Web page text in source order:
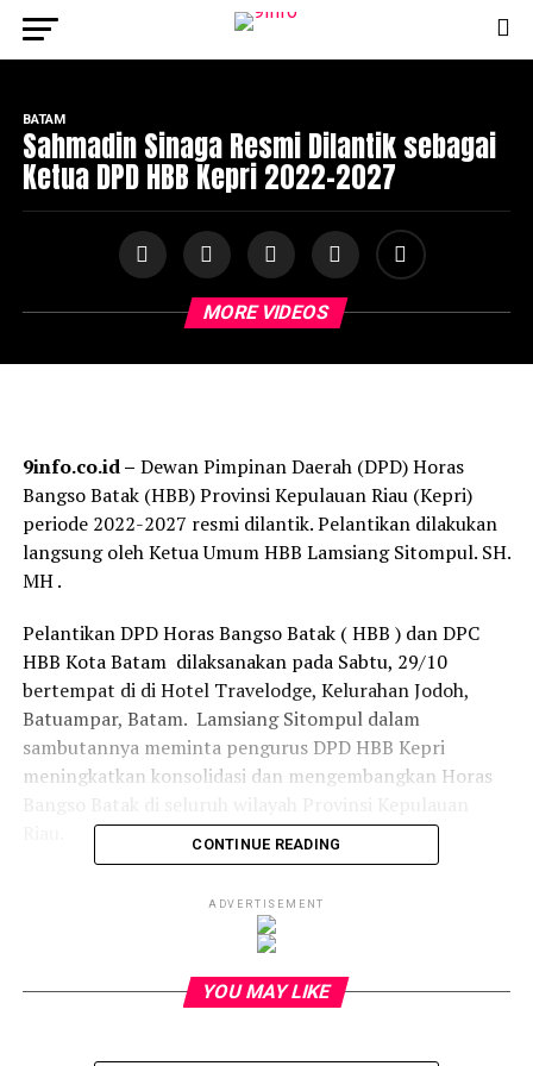
BATAM
Sahmadin Sinaga Resmi Dilantik sebagai
Ketua DPD HBB Kepri 2022-2027
MORE VIDEOS
9info.co.id – Dewan Pimpinan Daerah (DPD) Horas
Bangso Batak (HBB) Provinsi Kepulauan Riau (Kepri)
periode 2022-2027 resmi dilantik. Pelantikan dilakukan
langsung oleh Ketua Umum HBB Lamsiang Sitompul. SH.
MH .
Pelantikan DPD Horas Bangso Batak ( HBB ) dan DPC
HBB Kota Batam dilaksanakan pada Sabtu, 29/10
bertempat di di Hotel Travelodge, Kelurahan Jodoh,
Batuampar, Batam. Lamsiang Sitompul dalam
sambutannya meminta pengurus DPD HBB Kepri
meningkatkan konsolidasi dan mengembangkan Horas
menghasilkan sesuatu yang bermanfaat bagi organisasi
dan masyarakat umum,” kata Lamsiang. Ia meminta HBB
bersinergi dengan pemerintah dan menciptakan
program-program yang membantu masyarakat, “
seperti Organisasi PBB, IPK dan lainnya tertawa
CONTINUE READING
ADVERTISEMENT
YOU MAY LIKE